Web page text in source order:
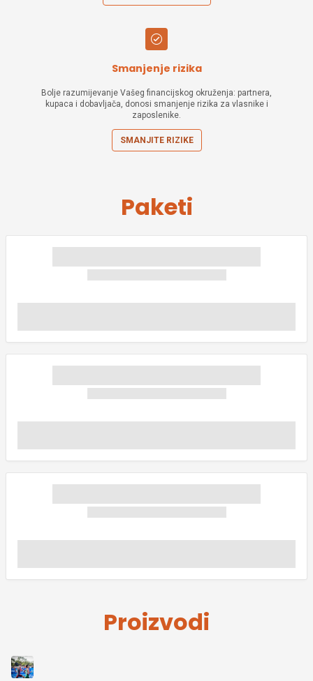
Smanjenje rizika
Bolje razumijevanje Vašeg financijskog okruženja: partnera,
kupaca i dobavljača, donosi smanjenje rizika za vlasnike i
zaposlenike.
SMANJITE RIZIKE
Paketi
Proizvodi